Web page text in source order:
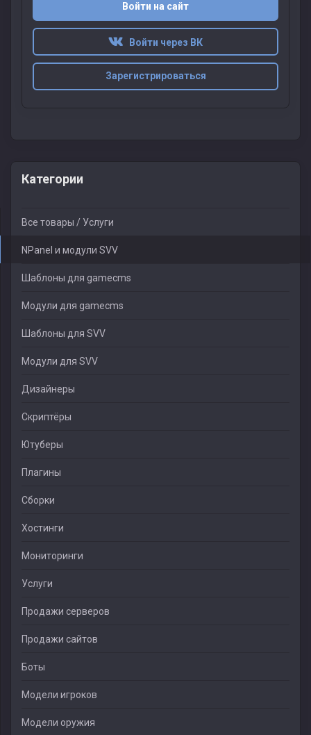
Войти на сайт
Войти через ВК
Зарегистрироваться
Категории
Все товары / Услуги
NPanel и модули SVV
Шаблоны для gamecms
Модули для gamecms
Шаблоны для SVV
Модули для SVV
Дизайнеры
Скриптёры
Ютуберы
Плагины
Сборки
Хостинги
Мониторинги
Услуги
Продажи серверов
Продажи сайтов
Боты
Модели игроков
Модели оружия